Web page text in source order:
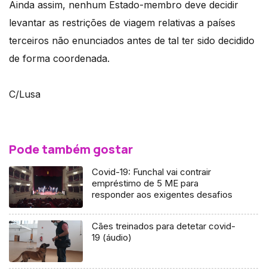
Ainda assim, nenhum Estado-membro deve decidir
levantar as restrições de viagem relativas a países
terceiros não enunciados antes de tal ter sido decidido
de forma coordenada.
C/Lusa
Pode também gostar
Covid-19: Funchal vai contrair
empréstimo de 5 ME para
responder aos exigentes desafios
Cães treinados para detetar covid-
19 (áudio)